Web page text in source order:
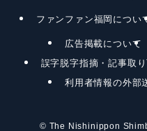
ファンファン福岡につい
広告掲載について
誤字脱字指摘・記事取
利用者情報の外部
© The Nishinippon